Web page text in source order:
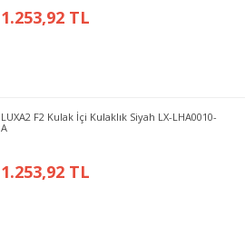
1.253,92 TL
LUXA2 F2 Kulak İçi Kulaklık Siyah LX-LHA0010-
A
1.253,92 TL